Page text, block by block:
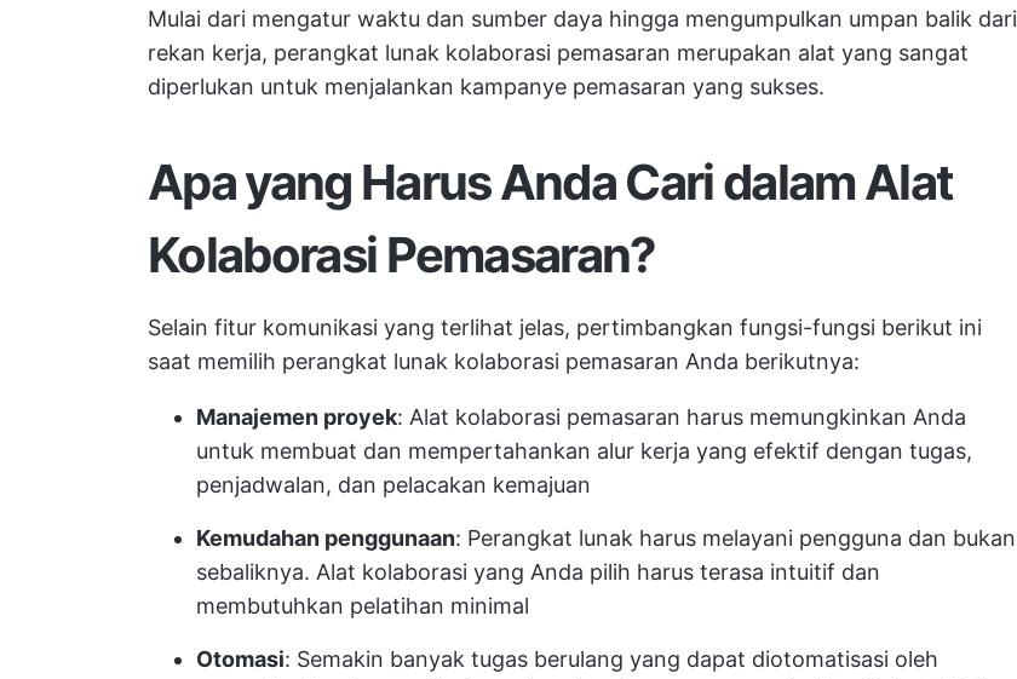
Mulai dari mengatur waktu dan sumber daya hingga mengumpulkan umpan balik dari
rekan kerja, perangkat lunak kolaborasi pemasaran merupakan alat yang sangat
diperlukan untuk menjalankan kampanye pemasaran yang sukses.
Apa yang Harus Anda Cari dalam Alat
Kolaborasi Pemasaran?
Selain fitur komunikasi yang terlihat jelas, pertimbangkan fungsi-fungsi berikut ini
saat memilih perangkat lunak kolaborasi pemasaran Anda berikutnya:
Manajemen proyek: Alat kolaborasi pemasaran harus memungkinkan Anda
untuk membuat dan mempertahankan alur kerja yang efektif dengan tugas,
penjadwalan, dan pelacakan kemajuan
Kemudahan penggunaan: Perangkat lunak harus melayani pengguna dan bukan
sebaliknya. Alat kolaborasi yang Anda pilih harus terasa intuitif dan
membutuhkan pelatihan minimal
Otomasi: Semakin banyak tugas berulang yang dapat diotomatisasi oleh